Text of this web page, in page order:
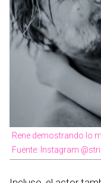
Rene demostrando lo
Fuente: Instagram